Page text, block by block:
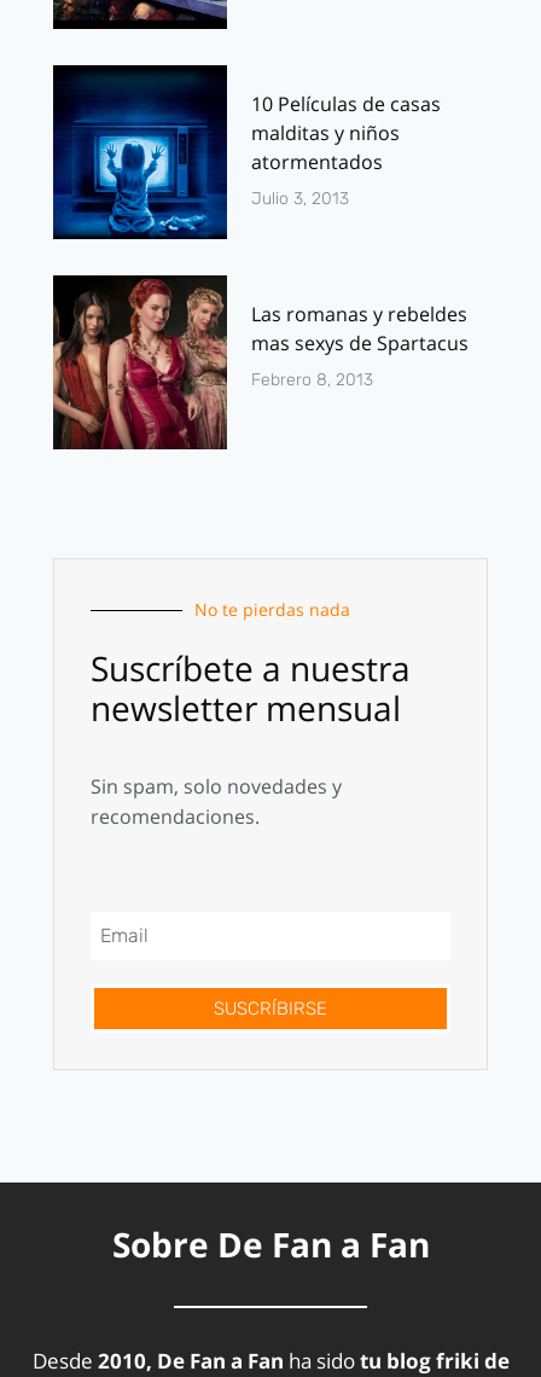
10 Películas de casas
malditas y niños
atormentados
Julio 3, 2013
Las romanas y rebeldes
mas sexys de Spartacus
Febrero 8, 2013
No te pierdas nada
Suscríbete a nuestra
newsletter mensual
Sin spam, solo novedades y
recomendaciones.
SUSCRÍBIRSE
Sobre De Fan a Fan
Desde 2010, De Fan a Fan ha sidotu blog friki de